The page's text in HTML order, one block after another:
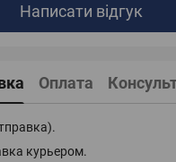
Написати відгук
Оплата
курьером.